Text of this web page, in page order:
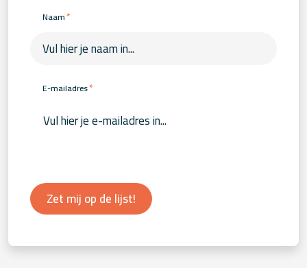
Naam*
E-mailadres*
Zet mij op de lijst!